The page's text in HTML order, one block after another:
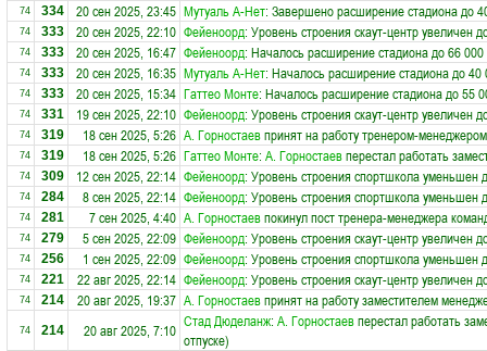
74 334 20 сен 2025, 23:45 Мутуаль А-Нет: Завершено расширение стадиона до
74 333 20 сен 2025, 22:10 Фейеноорд: Уровень строения скаут-центр увеличен
74 333 20 сен 2025, 16:47 Фейеноорд: Началось расширение стадиона до 66 000
74 333 20 сен 2025, 16:35 Мутуаль А-Нет: Началось расширение стадиона до 40
74 333 20 сен 2025, 15:34 Гаттео Монте: Началось расширение стадиона до 55
74 331 19 сен 2025, 22:10 Фейеноорд: Уровень строения скаут-центр увеличен
74 319 18 сен 2025, 5:26 А. Горностаевпринят на работу тренером-
74 319 18 сен 2025, 5:26 Гаттео Монте: А. Горностаевперестал работать
74 309 12 сен 2025, 22:14 Фейеноорд: Уровень строения спортшкола уменьшен
74 284 8 сен 2025, 22:14 Фейеноорд: Уровень строения спортшкола уменьшен
74 281 7 сен 2025, 4:40 А. Горностаевпокинул пост тренера-менеджера
74 279 5 сен 2025, 22:09 Фейеноорд: Уровень строения скаут-центр увеличен
74 256 1 сен 2025, 22:09 Фейеноорд: Уровень строения спортшкола уменьшен
74 221 22 авг 2025, 22:14 Фейеноорд: Уровень строения скаут-центр увеличен
74 214 20 авг 2025, 19:37 А. Горностаевпринят на работу заместителем
74 214 20 авг 2025, 7:10 Стад Дюделанж: А. Горностаевперестал работать
отпуске)